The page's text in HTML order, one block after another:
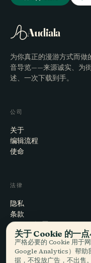
Audiala
为你真正的漫游方式而做
音导览——来源诚实、为
述、一次下载到手。
公司
关于
编辑流程
使命
法律
隐私
条款
Cookie 设置
注销账户
关于 Cookie 的一
严格必要的 Cookie 用于
Google Analytics）帮助
据，不投放广告，不出售